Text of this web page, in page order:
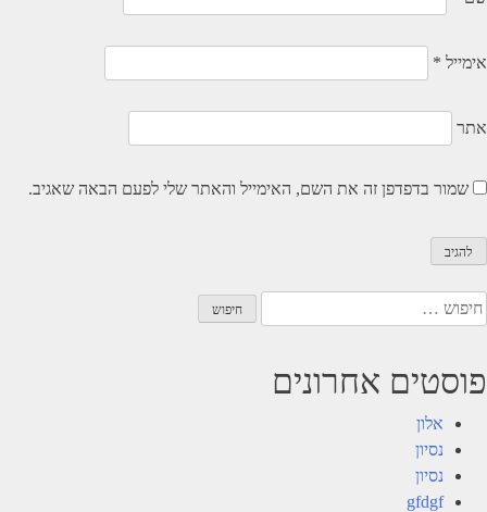
אימייל *
אתר
שמור בדפדפן זה את השם, האימייל והאתר שלי לפעם הבאה שאגיב.
חיפוש:
פוסטים אחרונים
אלון
נסיון
נסיון
gfdgf